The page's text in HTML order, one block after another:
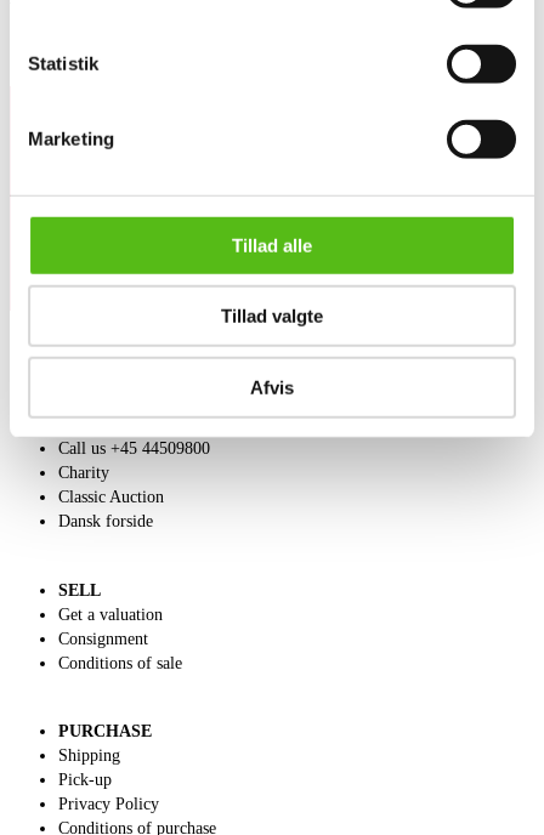
Statistik
Marketing
Tillad alle
Tillad valgte
Afvis
Sign up for our newsletter and receive news and offers
Contact and Opening Hours
Call us +45 44509800
Charity
Classic Auction
Dansk forside
SELL
Get a valuation
Consignment
Conditions of sale
PURCHASE
Shipping
Pick-up
Privacy Policy
Conditions of purchase